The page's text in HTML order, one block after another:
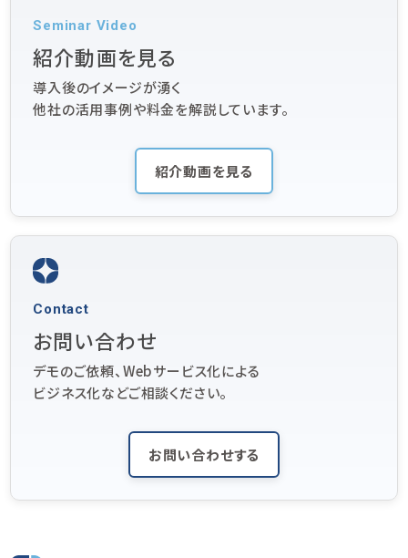
Seminar Video
紹介動画を見る
導入後のイメージが湧く
他社の活用事例や料金を解説しています。
紹介動画を見る
Contact
お問い合わせ
デモのご依頼、Webサービス化による
ビジネス化などご相談ください。
お問い合わせする